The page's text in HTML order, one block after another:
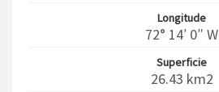
Longitude
72° 14′ 0″ W
Superficie
26.43 km2